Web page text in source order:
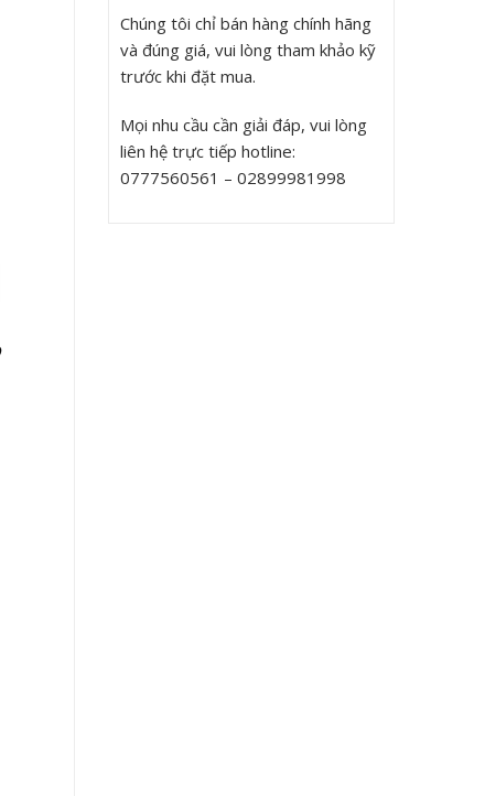
Chúng tôi chỉ bán hàng chính hãng
và đúng giá, vui lòng tham khảo kỹ
trước khi đặt mua.
Mọi nhu cầu cần giải đáp, vui lòng
liên hệ trực tiếp hotline:
0777560561 – 02899981998